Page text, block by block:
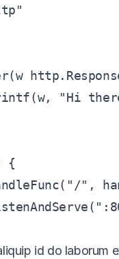
"Hi
{
",
id do laborum